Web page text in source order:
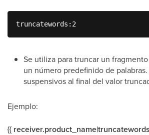
truncatewords:2
Se utiliza para truncar un
un número predefinido de
suspensivos al final del valor
Ejemplo:
{{